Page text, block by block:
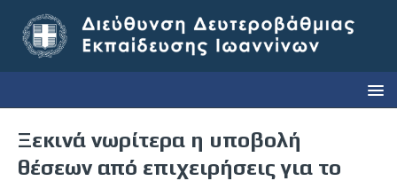
Ξεκινά νωρίτερα η υποβολή
θέσεων από επιχειρήσεις για το